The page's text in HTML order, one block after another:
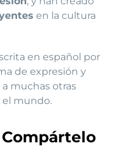
en la cultura
en español por
de expresión y
muchas otras
el mundo.
Compártelo